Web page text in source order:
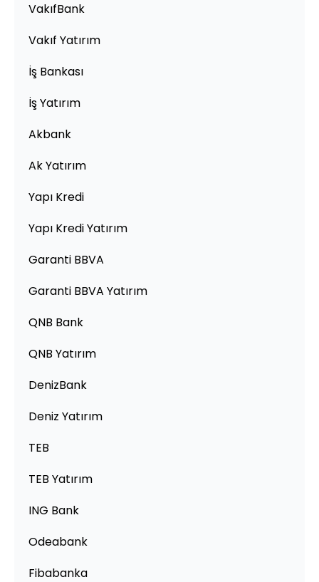
VakıfBank
Vakıf Yatırım
İş Bankası
İş Yatırım
Akbank
Ak Yatırım
Yapı Kredi
Yapı Kredi Yatırım
Garanti BBVA
Garanti BBVA Yatırım
QNB Bank
QNB Yatırım
DenizBank
Deniz Yatırım
TEB
TEB Yatırım
ING Bank
Odeabank
Fibabanka